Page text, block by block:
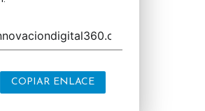
COPIAR ENLACE